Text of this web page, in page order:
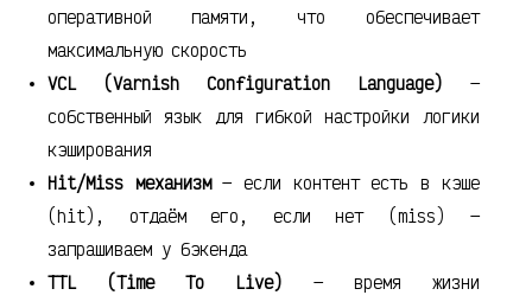
оперативной памяти, что обеспечивает
максимальную скорость
VCL (Varnish Configuration Language) —
собственный язык для гибкой настройки логики
кэширования
Hit/Miss механизм— если контент есть в кэше
(hit), отдаём его, если нет (miss) —
запрашиваем у бэкенда
TTL (Time To Live) — время жизни